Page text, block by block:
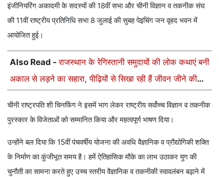
इंजीनियरिंग अकादमी के सदस्यों की 18वीं सभा और चीनी विज्ञान व तकनीक संघ
की 11वीं राष्ट्रीय प्रतिनिधि सभा 8 जुलाई की सुबह पेइचिंग जन वृहद भवन में
आयोजित हुई।
Also Read -राजस्थान के रेगिस्तानी समुदायों की लोक कथाएं बनीं
अकाल से लड़ने का सहारा, पीढ़ियों से सिखा रही हैं जीवन जीने की
चीनी राष्ट्रपति शी चिनफिंग ने इसमें भाग लेकर राष्ट्रीय सर्वोच्च विज्ञान व तकनीक
पुरस्कार के विजेताओं को सम्मानित किया और महत्वपूर्ण भाषण दिया।
उन्होंने बल दिया कि 15वीं पंचवर्षीय योजना की अवधि वैज्ञानिक व प्रौद्योगिकी शक्ति
के निर्माण का कुंजीभूत समय है। हमें ऐतिहासिक मौके का लाभ उठाकर युग की
चुनौती का सामना करते हुए उच्च स्तरीय वैज्ञानिक व तकनीकी स्वावलंबन बढ़ाने में